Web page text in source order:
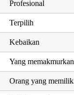
Profesional
Terpilih
Kebaikan
Yang
Orang yang